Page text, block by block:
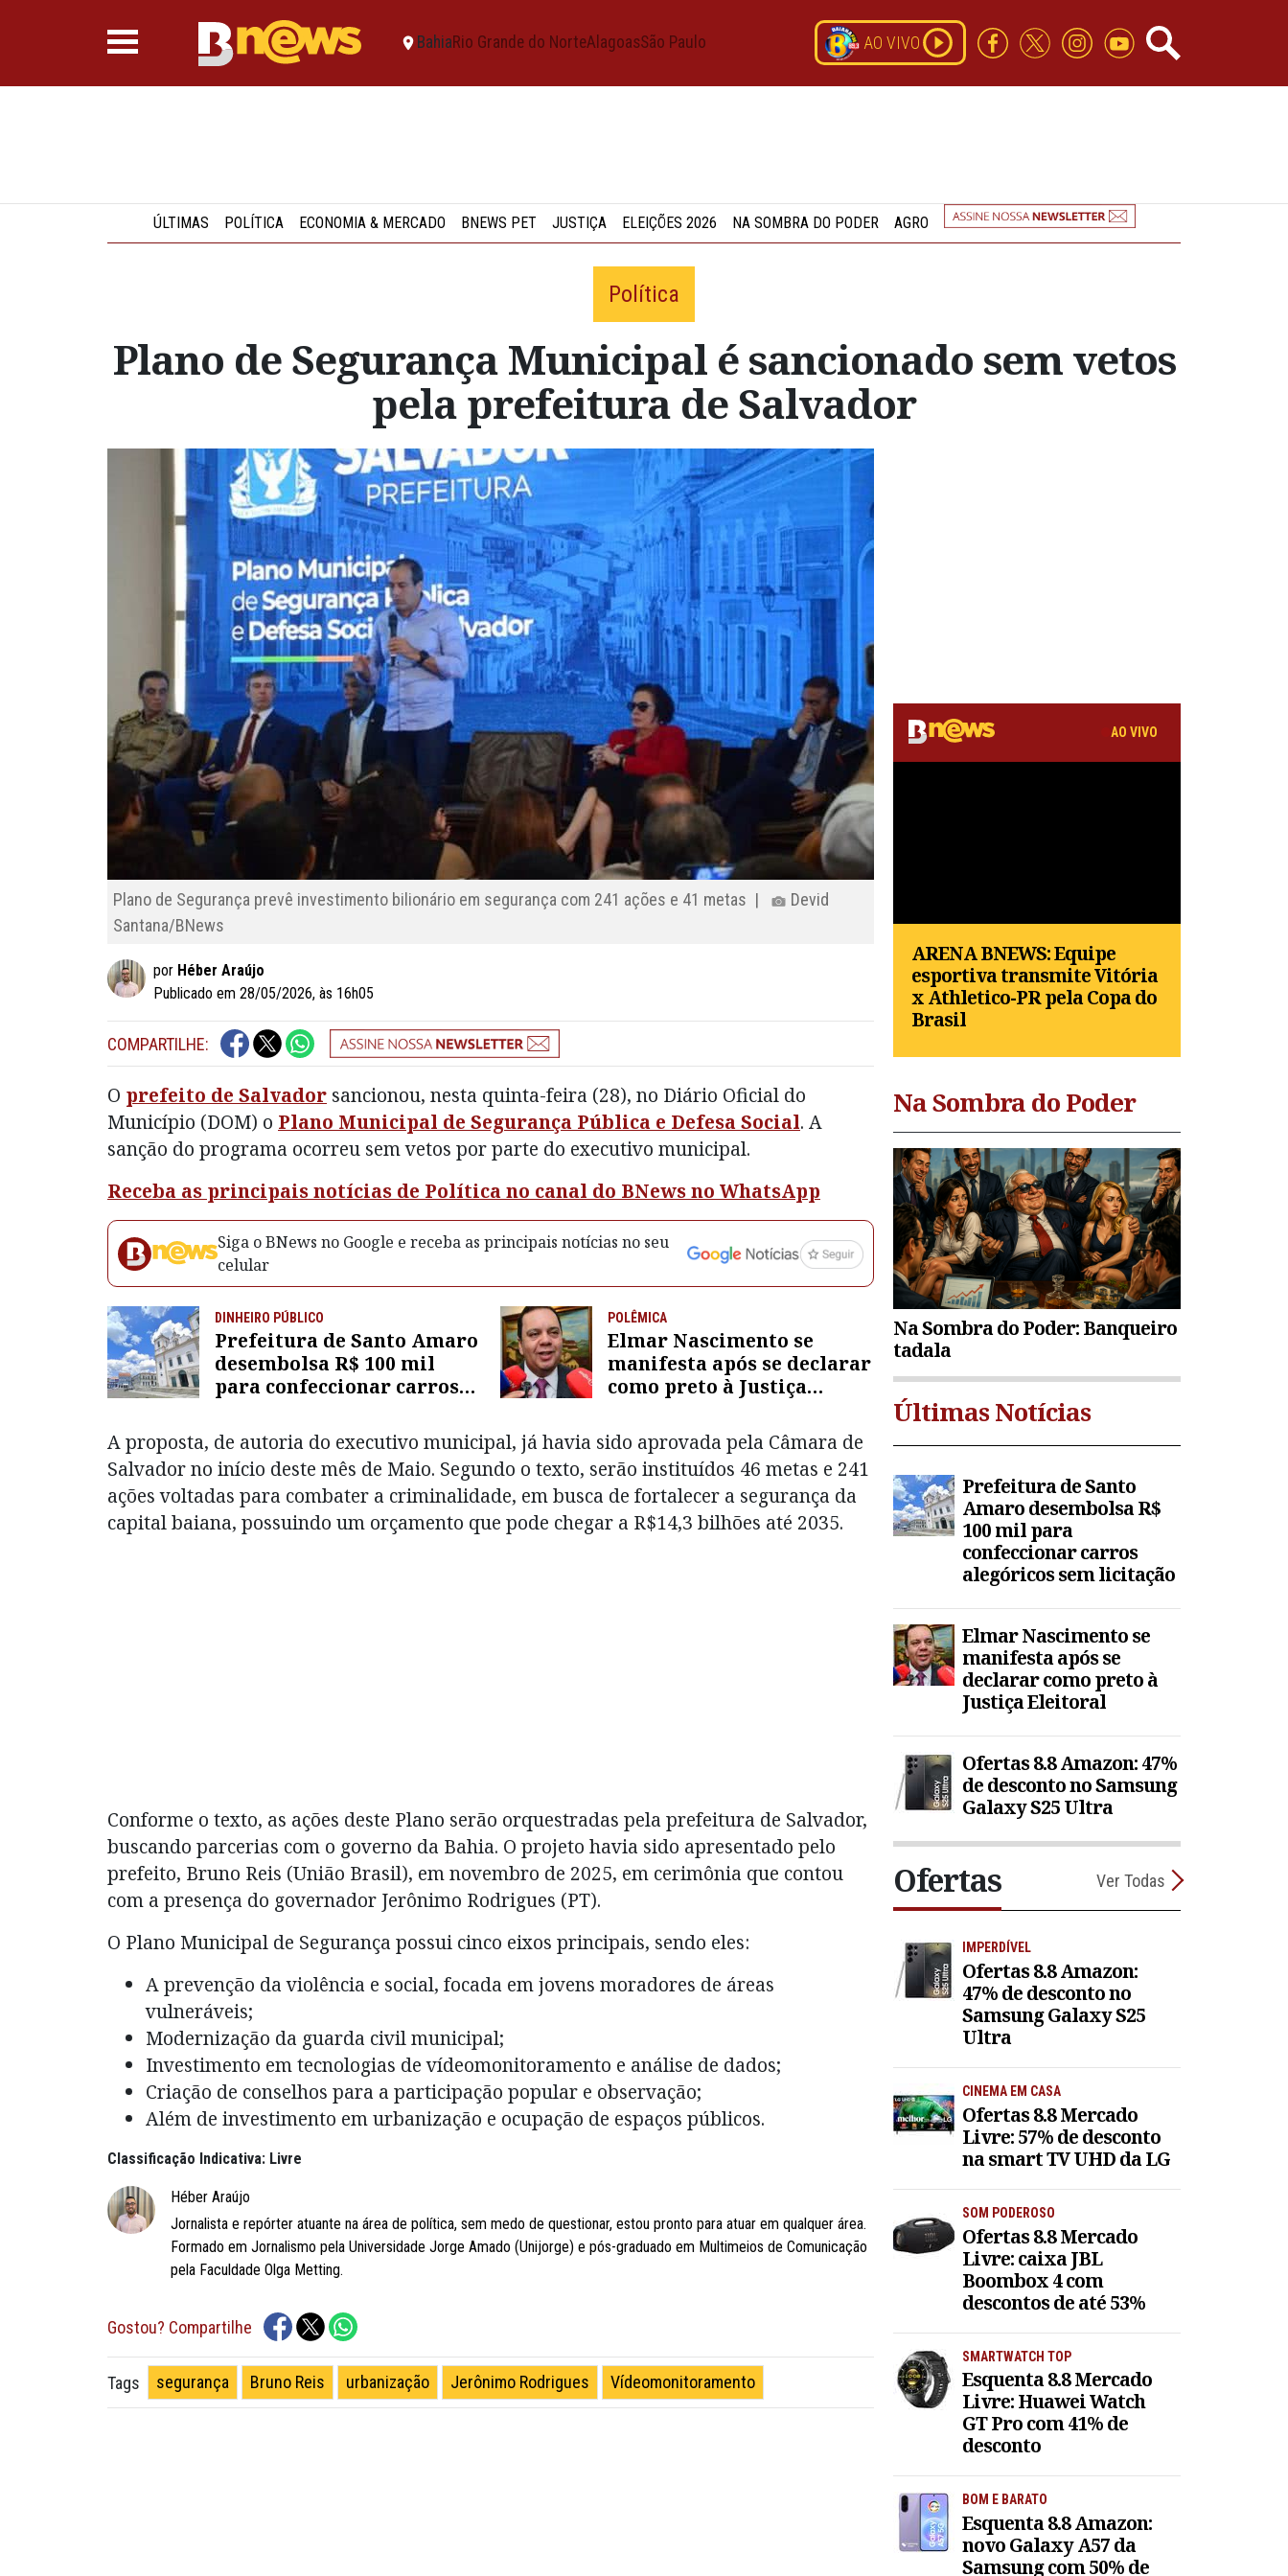
BahiaRio Grande do NorteAlagoasSão Paulo AO VIVO
ÚLTIMAS POLÍTICA ECONOMIA & MERCADO BNEWS PET JUSTIÇA ELEIÇÕES 2026 NA SOMBRA DO PODER AGRO
Política
Plano de Segurança Municipal é sancionado sem vetos
pela prefeitura de Salvador
Plano de Segurança prevê investimento bilionário em segurança com 241 ações e 41 metas |
Devid
Santana/BNews
por Héber Araújo
Publicado em 28/05/2026, às 16h05
COMPARTILHE:
O prefeito de Salvador sancionou, nesta quinta-feira (28), no Diário Oficial do
Município (DOM) o Plano Municipal de Segurança Pública e Defesa Social. A
sanção do programa ocorreu sem vetos por parte do executivo municipal.
Receba as principais notícias de Política no canal do BNews no WhatsApp
Siga o BNews no Google e receba as principais notícias no seu
celular
DINHEIRO PÚBLICO
Prefeitura de Santo Amaro
desembolsa R$ 100 mil
para confeccionar carros
POLÊMICA
Elmar Nascimento se
manifesta após se declarar
como preto à Justiça
A proposta, de autoria do executivo municipal, já havia sido aprovada pela Câmara de
Salvador no início deste mês de Maio. Segundo o texto, serão instituídos 46 metas e 241
ações voltadas para combater a criminalidade, em busca de fortalecer a segurança da
capital baiana, possuindo um orçamento que pode chegar a R$14,3 bilhões até 2035.
Conforme o texto, as ações deste Plano serão orquestradas pela prefeitura de Salvador,
buscando parcerias com o governo da Bahia. O projeto havia sido apresentado pelo
prefeito, Bruno Reis (União Brasil), em novembro de 2025, em cerimônia que contou
com a presença do governador Jerônimo Rodrigues (PT).
O Plano Municipal de Segurança possui cinco eixos principais, sendo eles:
A prevenção da violência e social, focada em jovens moradores de áreas
vulneráveis;
Modernização da guarda civil municipal;
Investimento em tecnologias de vídeomonitoramento e análise de dados;
Criação de conselhos para a participação popular e observação;
Além de investimento em urbanização e ocupação de espaços públicos.
Classificação Indicativa: Livre
Héber Araújo
Jornalista e repórter atuante na área de política, sem medo de questionar, estou pronto para atuar em qualquer área.
Formado em Jornalismo pela Universidade Jorge Amado (Unijorge) e pós-graduado em Multimeios de Comunicação
pela Faculdade Olga Metting.
Gostou? Compartilhe
Tags segurança Bruno Reis urbanização Jerônimo Rodrigues Vídeomonitoramento
AO VIVO
ARENA BNEWS: Equipe
esportiva transmite Vitória
x Athletico-PR pela Copa do
Brasil
Na Sombra do Poder
Na Sombra do Poder: Banqueiro
tadala
Últimas Notícias
Prefeitura de Santo
Amaro desembolsa R$
100 mil para
confeccionar carros
alegóricos sem licitação
Elmar Nascimento se
manifesta após se
declarar como preto à
Justiça Eleitoral
Ofertas 8.8 Amazon: 47%
de desconto no Samsung
Galaxy S25 Ultra
Ofertas Ver Todas
IMPERDÍVEL
Ofertas 8.8 Amazon:
47% de desconto no
Samsung Galaxy S25
Ultra
CINEMA EM CASA
Ofertas 8.8 Mercado
Livre: 57% de desconto
na smart TV UHD da LG
SOM PODEROSO
Ofertas 8.8 Mercado
Livre: caixa JBL
Boombox 4 com
descontos de até 53%
SMARTWATCH TOP
Esquenta 8.8 Mercado
Livre: Huawei Watch
GT Pro com 41% de
desconto
BOM E BARATO
Esquenta 8.8 Amazon:
novo Galaxy A57 da
Samsung com 50% de